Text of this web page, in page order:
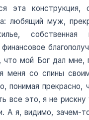
эта конструкция,
любящий муж,
собственная
финансовое
что мой Бог дал мне,
меня со спины
понимая прекрасно,
все это, я не рискну
А я, видимо, зачем-